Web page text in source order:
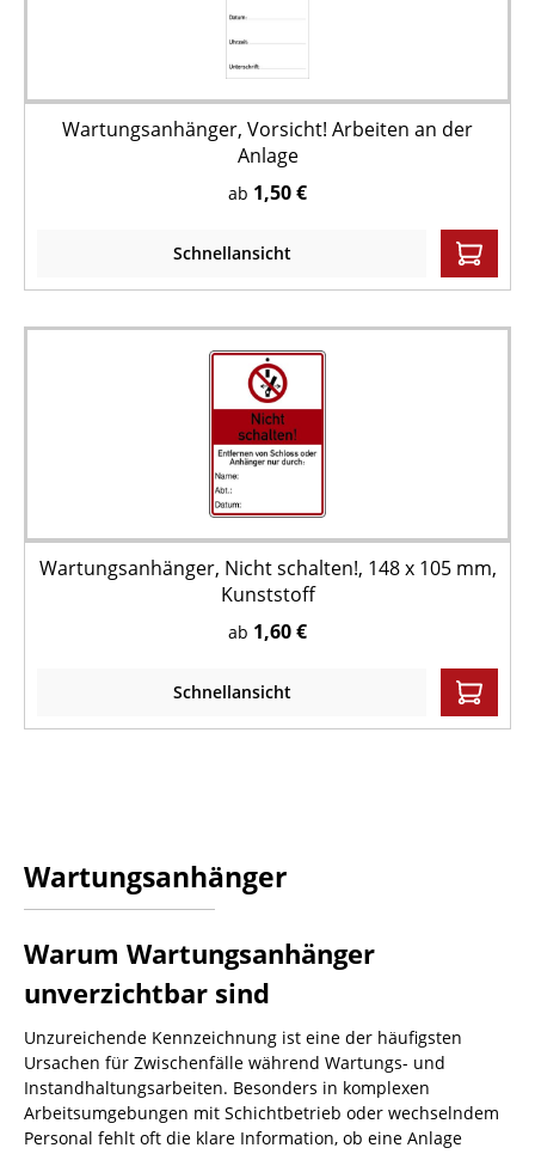
Wartungsanhänger, Vorsicht! Arbeiten an der
Anlage
ab 1,50 €
Schnellansicht
Wartungsanhänger, Nicht schalten!, 148 x 105 mm,
Kunststoff
ab 1,60 €
Schnellansicht
Wartungsanhänger
Warum Wartungsanhänger
unverzichtbar sind
Unzureichende Kennzeichnung ist eine der häufigsten
Ursachen für Zwischenfälle während Wartungs- und
Instandhaltungsarbeiten. Besonders in komplexen
Arbeitsumgebungen mit Schichtbetrieb oder wechselndem
Personal fehlt oft die klare Information, ob eine Anlage